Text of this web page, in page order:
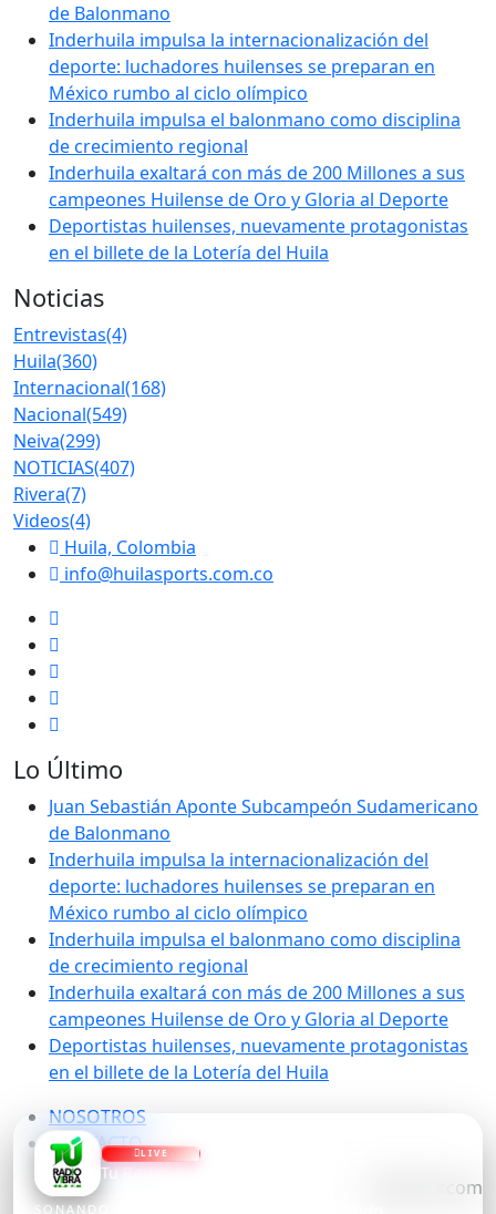
de Balonmano
Inderhuila impulsa la internacionalización del
deporte: luchadores huilenses se preparan en
México rumbo al ciclo olímpico
Inderhuila impulsa el balonmano como disciplina
de crecimiento regional
Inderhuila exaltará con más de 200 Millones a sus
campeones Huilense de Oro y Gloria al Deporte
Deportistas huilenses, nuevamente protagonistas
en el billete de la Lotería del Huila
Noticias
Entrevistas(4)
Huila(360)
Internacional(168)
Nacional(549)
Neiva(299)
NOTICIAS(407)
Rivera(7)
Videos(4)
Huila, Colombia
info@huilasports.com.co
Lo Último
Juan Sebastián Aponte Subcampeón Sudamericano
de Balonmano
Inderhuila impulsa la internacionalización del
deporte: luchadores huilenses se preparan en
México rumbo al ciclo olímpico
Inderhuila impulsa el balonmano como disciplina
de crecimiento regional
Inderhuila exaltará con más de 200 Millones a sus
campeones Huilense de Oro y Gloria al Deporte
Deportistas huilenses, nuevamente protagonistas
en el billete de la Lotería del Huila
NOSOTROS
CONTACTO
asiserver.com
LIVE
Tu Radio Vibra
SONANDO